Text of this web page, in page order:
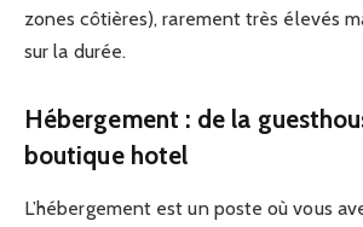
zones côtières), rarement très élevés
sur la durée.
Hébergement : de la
boutique hotel
L’hébergement est un poste où vous